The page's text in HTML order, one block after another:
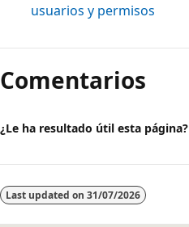
usuarios y permisos
Comentarios
¿Le ha resultado útil esta página?
Last updated on 31/07/2026